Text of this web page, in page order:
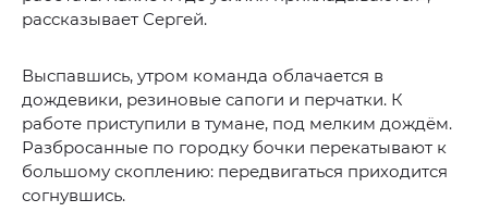
рассказывает Сергей.
Выспавшись, утром команда облачается в
дождевики, резиновые сапоги и перчатки. К
работе приступили в тумане, под мелким дождём.
Разбросанные по городку бочки перекатывают к
большому скоплению: передвигаться приходится
согнувшись.